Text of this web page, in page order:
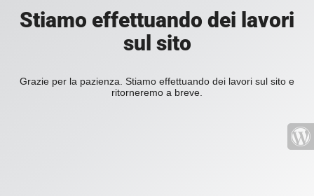
Stiamo effettuando dei lavori
sul sito
Grazie per la pazienza. Stiamo effettuando dei lavori sul sito e
ritorneremo a breve.